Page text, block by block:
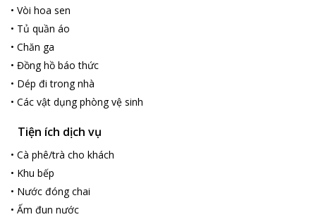
• Vòi hoa sen
• Tủ quần áo
• Chăn ga
• Đồng hồ báo thức
• Dép đi trong nhà
• Các vật dụng phòng vệ sinh
Tiện ích dịch vụ
• Cà phê/trà cho khách
• Khu bếp
• Nước đóng chai
• Ấm đun nước